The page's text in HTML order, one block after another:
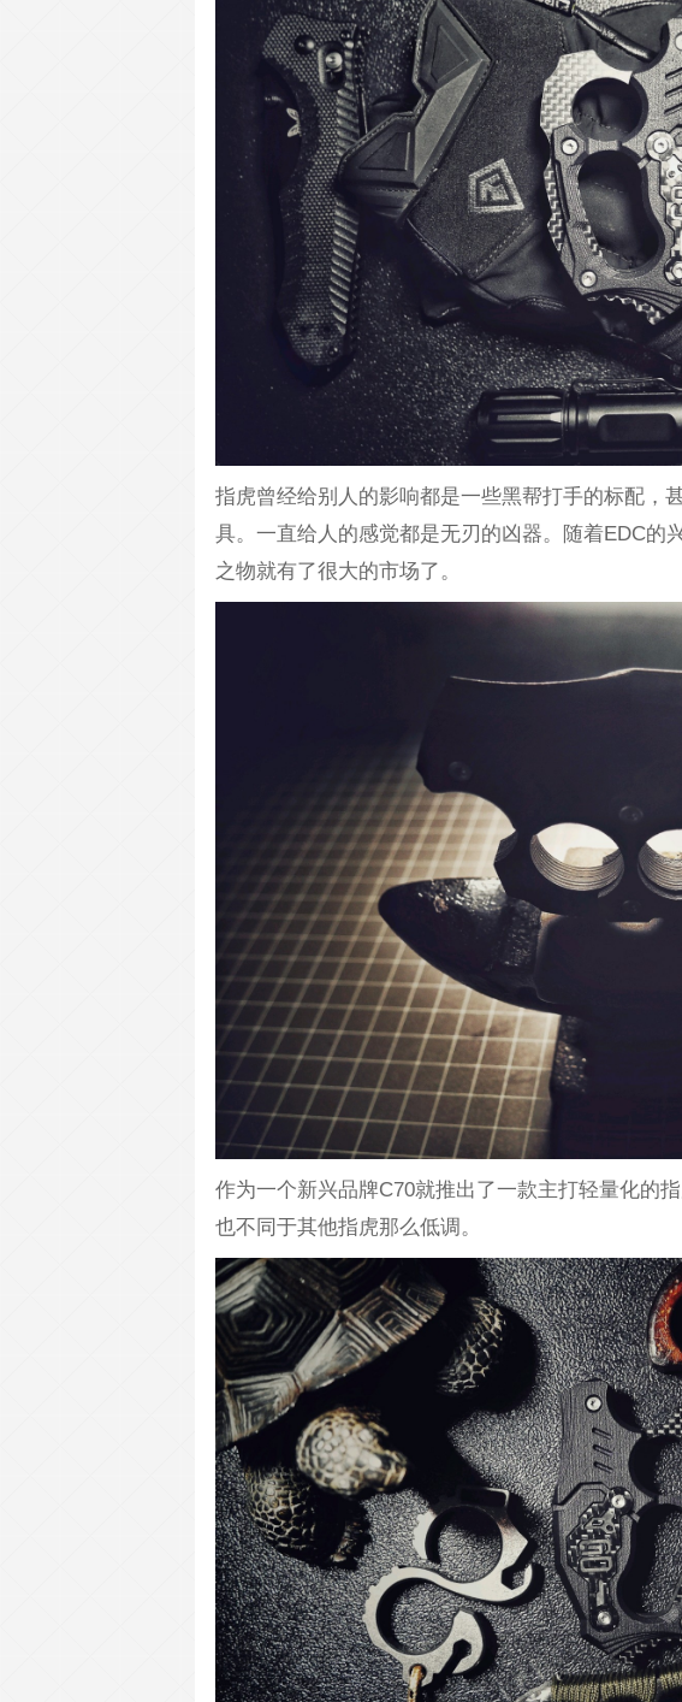
指虎曾经给别人的影响都是一些黑帮打手的标配，
具。一直给人的感觉都是无刃的凶器。随着EDC的
之物就有了很大的市场了。
作为一个新兴品牌C70就推出了一款主打轻量化的
也不同于其他指虎那么低调。